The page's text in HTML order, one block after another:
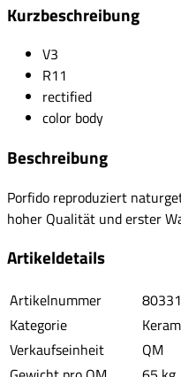
Kurzbeschreibung
V3
R11
rectified
color body
Beschreibung
Porfido reproduziert
hoher Qualität und erster
Artikeldetails
Artikelnummer
Kategorie
Verkaufseinheit
QM